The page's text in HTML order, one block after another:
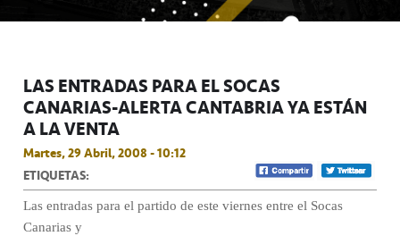
LAS ENTRADAS PARA EL SOCAS
CANARIAS-ALERTA CANTABRIA YA ESTÁN
A LA VENTA
Martes, 29 Abril, 2008 - 10:12
ETIQUETAS:
Las entradas para el partido de este viernes entre el Socas
Canarias y